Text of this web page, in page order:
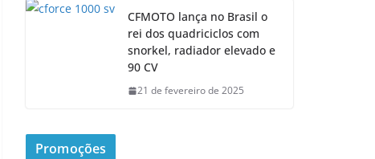
CFMOTO lança no Brasil o
rei dos quadriciclos com
snorkel, radiador elevado e
90 CV
21 de fevereiro de 2025
Promoções